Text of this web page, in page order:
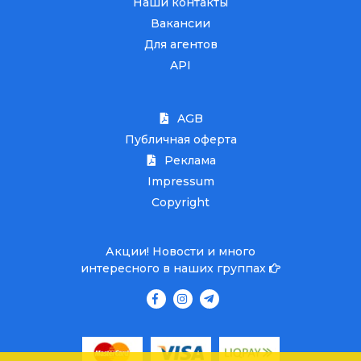
Вакансии
Для агентов
API
AGB
Публичная оферта
Реклама
Impressum
Copyright
Акции! Новости и много
интересного в наших группах